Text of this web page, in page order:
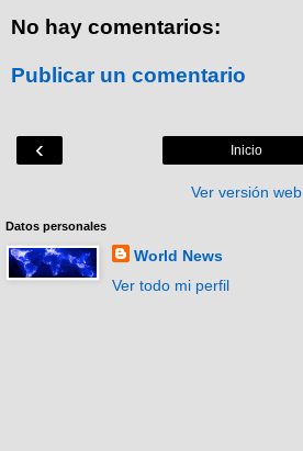
No hay comentarios:
Publicar un comentario
‹ Inicio
Ver versión web
Datos personales
World News
Ver todo mi perfil